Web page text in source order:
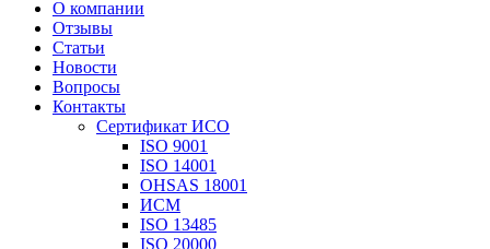
О компании
Отзывы
Статьи
Новости
Вопросы
Контакты
Сертификат ИСО
ISO 9001
ISO 14001
OHSAS 18001
ИСМ
ISO 13485
ISO 20000